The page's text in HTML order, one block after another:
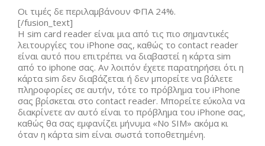
Οι τιμές δε περιλαμβάνουν ΦΠΑ 24%.
[/fusion_text]
Η sim card reader είναι μια από τις πιο σημαντικές
λειτουργίες του iPhone σας, καθώς το contact reader
είναι αυτό που επιτρέπει να διαβαστεί η κάρτα sim
από το iphone σας. Αν λοιπόν έχετε παρατηρήσει ότι η
κάρτα sim δεν διαβάζεται ή δεν μπορείτε να βάλετε
πληροφορίες σε αυτήν, τότε το πρόβλημα του iPhone
σας βρίσκεται στο contact reader. Μπορείτε εύκολα να
διακρίνετε αν αυτό είναι το πρόβλημα του iPhone σας,
καθώς θα σας εμφανίζει μήνυμα «No SIM» ακόμα κι
όταν η κάρτα sim είναι σωστά τοποθετημένη.